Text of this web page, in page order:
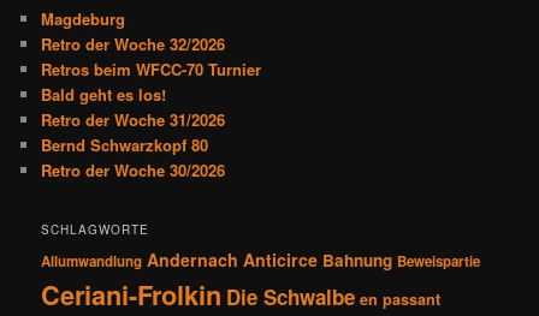
Magdeburg
Retro der Woche 32/2026
Retros beim WFCC-70 Turnier
Bald geht es los!
Retro der Woche 31/2026
Bernd Schwarzkopf 80
Retro der Woche 30/2026
SCHLAGWORTE
Allumwandlung Andernach Anticirce Bahnung Beweispartie
Ceriani-Frolkin Die Schwalbe en passant